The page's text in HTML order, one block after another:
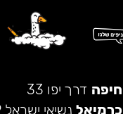
חיפה דרך יפו 33
כרמיאל נשיאי ישראל 9